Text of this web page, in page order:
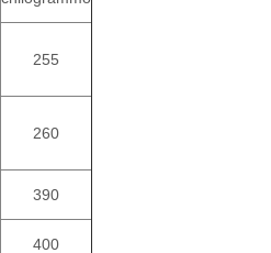
255
260
390
400